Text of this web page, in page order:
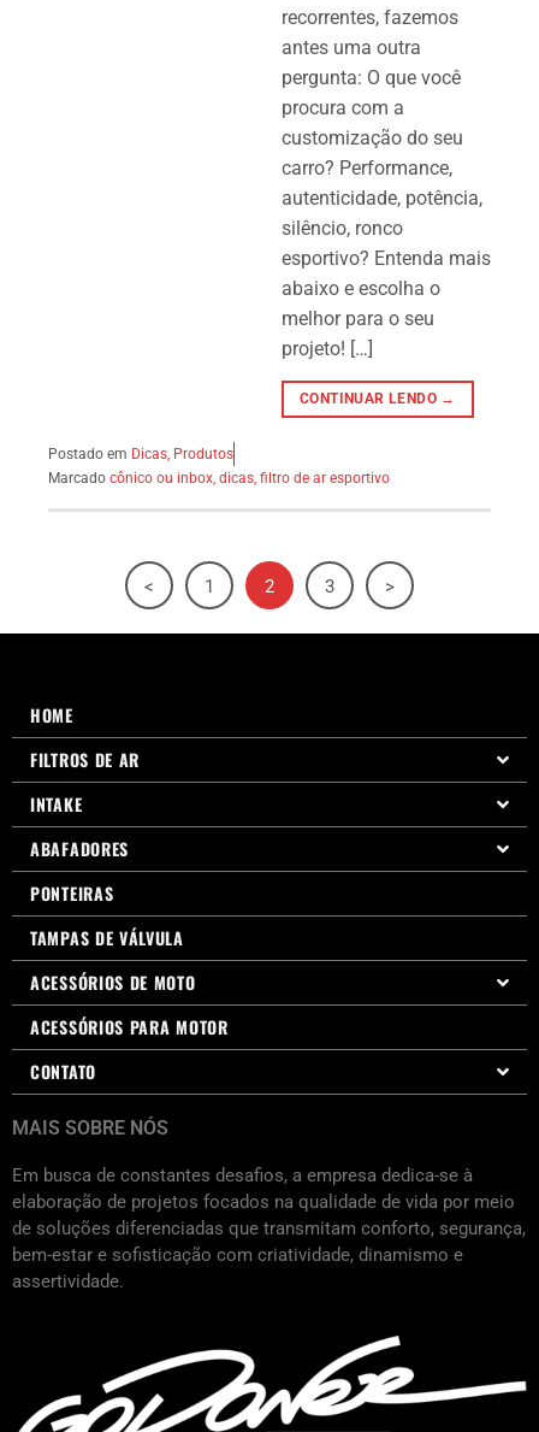
recorrentes, fazemos
antes uma outra
pergunta: O que você
procura com a
customização do seu
carro? Performance,
autenticidade, potência,
silêncio, ronco
esportivo? Entenda mais
abaixo e escolha o
melhor para o seu
projeto! […]
CONTINUAR LENDO →
Postado em Dicas, Produtos
Marcado cônico ou inbox, dicas, filtro de ar esportivo
< 1 2 3 >
HOME
FILTROS DE AR
INTAKE
ABAFADORES
PONTEIRAS
TAMPAS DE VÁLVULA
ACESSÓRIOS DE MOTO
ACESSÓRIOS PARA MOTOR
CONTATO
MAIS SOBRE NÓS
Em busca de constantes desafios, a empresa dedica-se à
elaboração de projetos focados na qualidade de vida por meio
de soluções diferenciadas que transmitam conforto, segurança,
bem-estar e sofisticação com criatividade, dinamismo e
assertividade.